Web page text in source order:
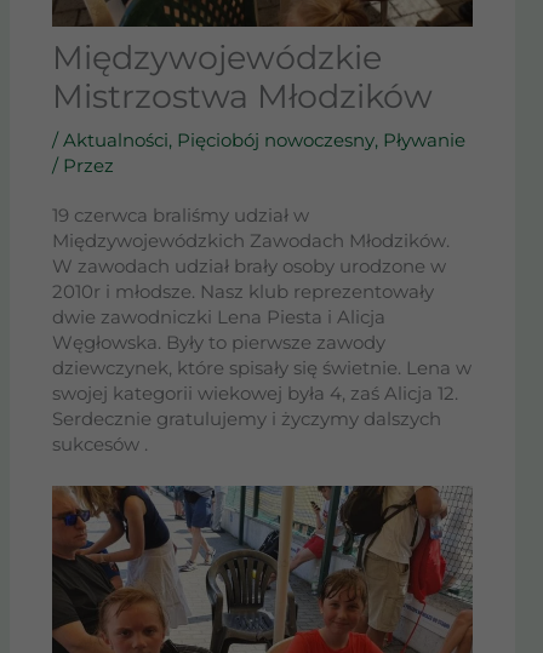
Międzywojewódzkie
Mistrzostwa Młodzików
/ Aktualności, Pięciobój nowoczesny, Pływanie
/ Przez
19 czerwca braliśmy udział w
Międzywojewódzkich Zawodach Młodzików.
W zawodach udział brały osoby urodzone w
2010r i młodsze. Nasz klub reprezentowały
dwie zawodniczki Lena Piesta i Alicja
Węgłowska. Były to pierwsze zawody
dziewczynek, które spisały się świetnie. Lena w
swojej kategorii wiekowej była 4, zaś Alicja 12.
Serdecznie gratulujemy i życzymy dalszych
sukcesów .